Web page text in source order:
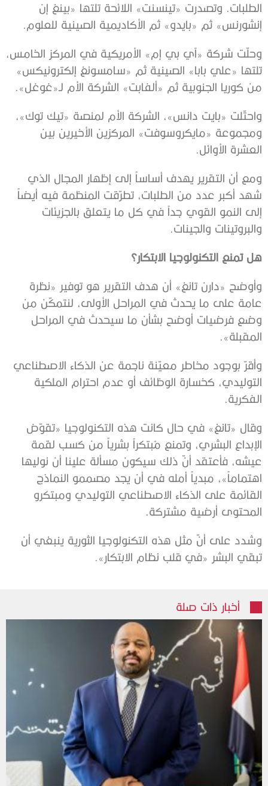
الطلبات. وتصدرت «تينسنت» اللائحة تلتها «بينغ إن
إنشورنس» ثم «بايدو» ثم الأكاديمية الصينية للعلوم.
وحلّت شركة «آي بي إم» الأمريكية في المركز الخامس،
تلتها «علي بابا» الصينية ثم «سامسونغ إلكترونيكس»
من كوريا الجنوبية ثم «ألفابت» الشركة الأم لـ«غوغل».
واحتّلت «بايت دانس»، الشركة الأم لمنصة «تيك توك»،
ومجموعة «مايكروسوفت» المركزين الأخيرين بين
العشرة الأوائل.
ومع أن التقرير يهدف أساساً إلى إظهار المجال الذي
شهد أكبر عدد من الطلبات، تطرّقت المنظمة فيه أيضاً
إلى النمو القوي جداً في كل ما يتعلق بالجزيئات
والبروتينات والجينات.
هل تمنع التكنولوجيا الابتكار؟
وأوضح «دارن تانغ» أن هدف التقرير هو توفير «نظرة
عامة على ما يحدث في المراحل الأولى، لنتمكّن من
وضع فرضيات أوضح بشأن ما سيحدث في المراحل
المقبلة».
وأقرّ بوجود مخاطر معيّنة ناجمة عن الذكاء الاصطناعي
التوليدي، كخسارة الوظائف أو عدم احترام الملكية
الفكرية.
وقال «تانغ» في حال كانت هذه التكنولوجيا «تقوّض
الإبداع البشري، وتمنع مُبتكراً بشرياً من كسب لقمة
عيشه، فأعتقد أنّ ذلك سيكون مسألة علينا أن نوليها
اهتماماً»، مبدياً أمله في أن يجد مصممو النماذج
القائمة على الذكاء الاصطناعي التوليدي ومبتكرو
المحتوى أرضية مشتركة.
وشدد على أنّ مثل هذه التكنولوجيا الثورية ينبغي أن
تبقي البشر «في قلب نظام الابتكار».
أخبار ذات صلة